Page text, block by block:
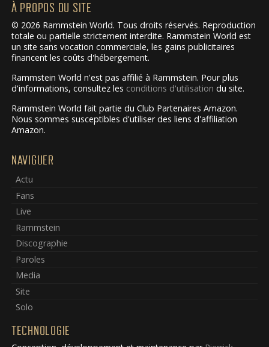
À PROPOS DU SITE
© 2026 Rammstein World. Tous droits réservés. Reproduction
totale ou partielle strictement interdite. Rammstein World est
un site sans vocation commerciale, les gains publicitaires
financent les coûts d'hébergement.
Rammstein World n'est pas affilié à Rammstein. Pour plus
d'informations, consultez les conditions d'utilisation du site.
Rammstein World fait partie du Club Partenaires Amazon.
Nous sommes susceptibles d'utiliser des liens d'affiliation
Amazon.
NAVIGUER
Actu
Fans
Live
Rammstein
Discographie
Paroles
Media
Site
Solo
TECHNOLOGIE